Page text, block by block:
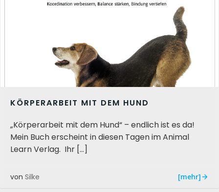
KÖRPERARBEIT MIT DEM HUND
„Körperarbeit mit dem Hund“ – endlich ist es da!
Mein Buch erscheint in diesen Tagen im Animal
Learn Verlag. Ihr […]
von Silke [mehr]